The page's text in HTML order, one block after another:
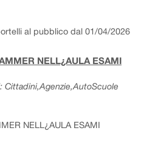
al pubblico dal 01/04/2026
NELL¿AULA ESAMI
Cittadini,Agenzie,AutoScuole
NELL¿AULA ESAMI